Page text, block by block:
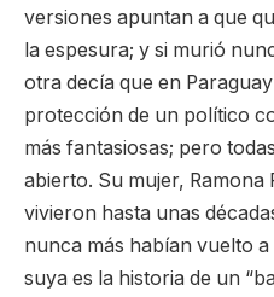
versiones apuntan a que
la espesura; y si murió
otra decía que en
protección de un político
más fantasiosas; pero
abierto. Su mujer, Ramona
vivieron hasta unas
nunca más habían vuelto
suya es la historia de un